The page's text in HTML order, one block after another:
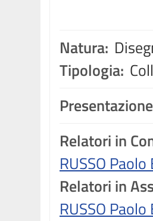
Natura:
Tipologia:
Relatori in
RUSSO
Relatori in
RUSSO